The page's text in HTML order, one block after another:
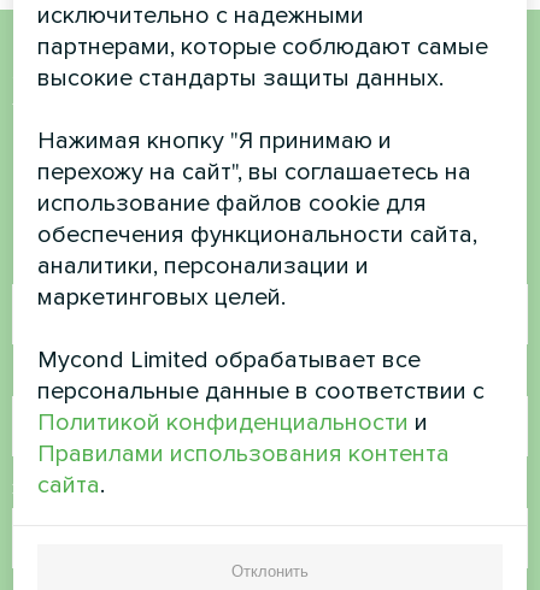
Хотите купить или у вас
есть вопросы?
Свяжитесь с нами, и мы поможем вам
Имя
Номер телефона
Электронная почта
исключительно с надежными
партнерами, которые соблюдают самые
высокие стандарты защиты данных.
Нажимая кнопку "Я принимаю и
перехожу на сайт", вы соглашаетесь на
использование файлов cookie для
обеспечения функциональности сайта,
аналитики, персонализации и
маркетинговых целей.
Mycond Limited обрабатывает все
персональные данные в соответствии с
Политикой конфиденциальности и
Правилами использования контента
сайта.
Отклонить